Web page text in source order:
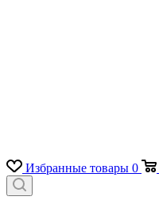
Избранные товары 0